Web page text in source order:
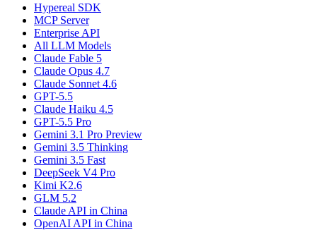
Hypereal SDK
MCP Server
Enterprise API
All LLM Models
Claude Fable 5
Claude Opus 4.7
Claude Sonnet 4.6
GPT-5.5
Claude Haiku 4.5
GPT-5.5 Pro
Gemini 3.1 Pro Preview
Gemini 3.5 Thinking
Gemini 3.5 Fast
DeepSeek V4 Pro
Kimi K2.6
GLM 5.2
Claude API in China
OpenAI API in China